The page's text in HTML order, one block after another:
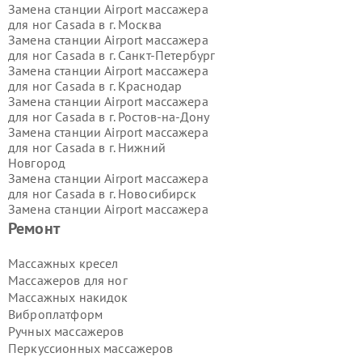
Ремонт
Массажных кресел
Массажеров для ног
Массажных накидок
Виброплатформ
Ручных массажеров
Перкуссионных массажеров
Замена станции Airport массажера
для ног Casada в г. Москва
Замена станции Airport массажера
для ног Casada в г. Санкт-Петербург
Замена станции Airport массажера
для ног Casada в г. Краснодар
Замена станции Airport массажера
для ног Casada в г. Ростов-на-Дону
Замена станции Airport массажера
для ног Casada в г. Нижний
Новгород
Замена станции Airport массажера
для ног Casada в г. Новосибирск
Замена станции Airport массажера
для ног Casada в г.
для ног Casada в г.
Замена станции Airport массажера
для ног Casada в г.Воронеж
Замена станции Airport массажера
для ног Casada в г.
Замена станции Airport массажера
для ног Casada в г.Самара